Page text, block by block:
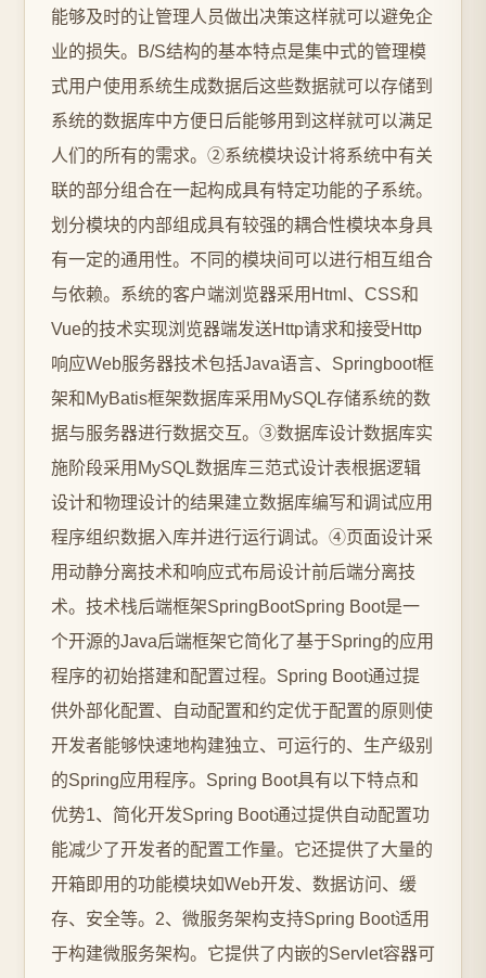
能够及时的让管理人员做出决策这样就可以避免企
业的损失。B/S结构的基本特点是集中式的管理模
式用户使用系统生成数据后这些数据就可以存储到
系统的数据库中方便日后能够用到这样就可以满足
人们的所有的需求。②系统模块设计将系统中有关
联的部分组合在一起构成具有特定功能的子系统。
划分模块的内部组成具有较强的耦合性模块本身具
有一定的通用性。不同的模块间可以进行相互组合
与依赖。系统的客户端浏览器采用Html、CSS和
Vue的技术实现浏览器端发送Http请求和接受Http
响应Web服务器技术包括Java语言、Springboot框
架和MyBatis框架数据库采用MySQL存储系统的数
据与服务器进行数据交互。③数据库设计数据库实
施阶段采用MySQL数据库三范式设计表根据逻辑
设计和物理设计的结果建立数据库编写和调试应用
程序组织数据入库并进行运行调试。④页面设计采
用动静分离技术和响应式布局设计前后端分离技
术。技术栈后端框架SpringBootSpring Boot是一
个开源的Java后端框架它简化了基于Spring的应用
程序的初始搭建和配置过程。Spring Boot通过提
供外部化配置、自动配置和约定优于配置的原则使
开发者能够快速地构建独立、可运行的、生产级别
的Spring应用程序。Spring Boot具有以下特点和
优势1、简化开发Spring Boot通过提供自动配置功
能减少了开发者的配置工作量。它还提供了大量的
开箱即用的功能模块如Web开发、数据访问、缓
存、安全等。2、微服务架构支持Spring Boot适用
于构建微服务架构。它提供了内嵌的Servlet容器可